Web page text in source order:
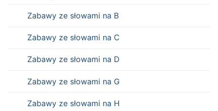
Zabawy ze słowami na B
Zabawy ze słowami na C
Zabawy ze słowami na D
Zabawy ze słowami na G
Zabawy ze słowami na H